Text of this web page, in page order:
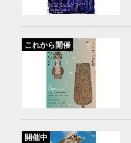
これから開催
開催中